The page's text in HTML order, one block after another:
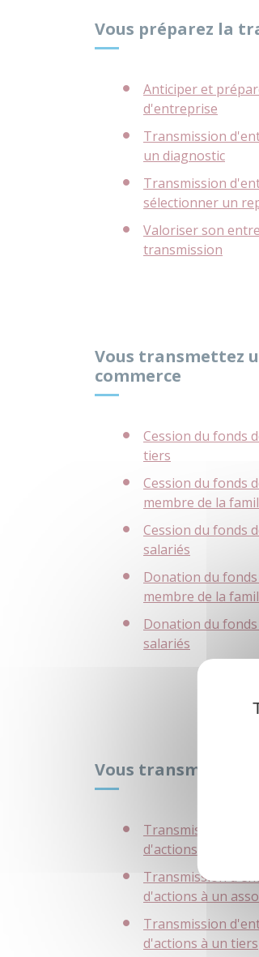
Vous préparez la
Anticiper et
d'entreprise
Transmission
un diagnostic
Transmission
sélectionner un
Valoriser son
transmission
Vous transmettez
commerce
Cession du fonds
tiers
Cession du fonds
membre de la
Cession du fonds
salariés
Donation du
membre de la
Donation du
salariés
Vous transmettez
Transmission
d'actions à un
Transmission
d'actions à un
Transmission
d'actions à un tiers